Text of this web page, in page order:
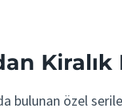
bulunan özel